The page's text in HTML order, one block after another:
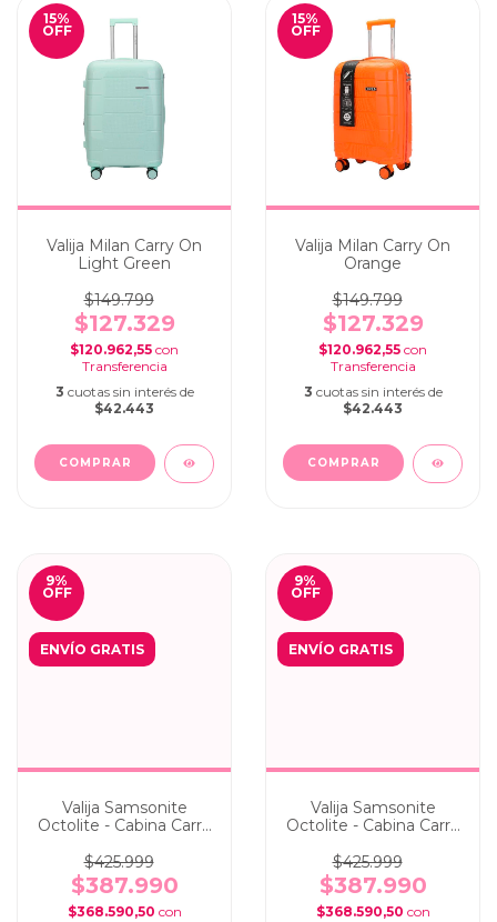
15%
OFF
Valija Milan Carry On
Light Green
$149.799
$127.329
$120.962,55 con
3 cuotas sin interés de
$42.443
15%
OFF
Valija Milan Carry On
Orange
$149.799
$127.329
$120.962,55 con
3 cuotas sin interés de
$42.443
9%
OFF
ENVÍO GRATIS
Valija Samsonite
Octolite - Cabina Carry
$425.999
$387.990
$368.590,50 con
9%
OFF
ENVÍO GRATIS
Valija Samsonite
Octolite - Cabina Carry
$425.999
$387.990
$368.590,50 con